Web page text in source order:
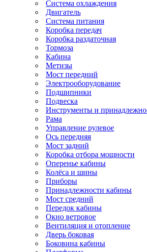
Система охлаждения
Двигатель
Система питания
Коробка передач
Коробка раздаточная
Тормоза
Кабина
Метизы
Мост передний
Электрооборудование
Подшипники
Подвеска
Инструменты и
Рама
Управление рулевое
Ось передняя
Мост задний
Коробка отбора мощности
Оперенье кабины
Колёса и шины
Приборы
Принадлежности кабины
Мост средний
Передок кабины
Окно ветровое
Вентиляция и отопление
Дверь боковая
Боковина кабины